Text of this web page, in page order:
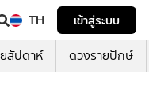
TH
เข้าสู่ระบบ
สัปดาห์ ดวงรายปักษ์